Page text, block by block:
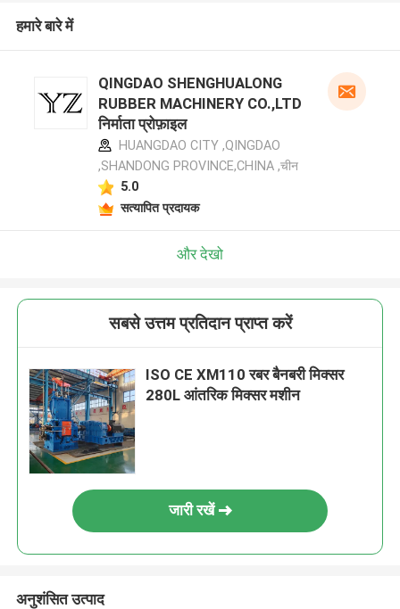
हमारे बारे में
QINGDAO SHENGHUALONG
RUBBER MACHINERY CO.,LTD
निर्माता प्रोफ़ाइल
HUANGDAO CITY ,QINGDAO
,SHANDONG PROVINCE,CHINA ,चीन
5.0
सत्यापित प्रदायक
और देखो
सबसे उत्तम प्रतिदान प्राप्त करें
ISO CE XM110 रबर बैनबरी मिक्सर
280L आंतरिक मिक्सर मशीन
जारी रखें
अनुशंसित उत्पाद